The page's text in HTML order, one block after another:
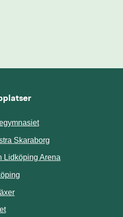
Skaraborg
Lidköping Arena